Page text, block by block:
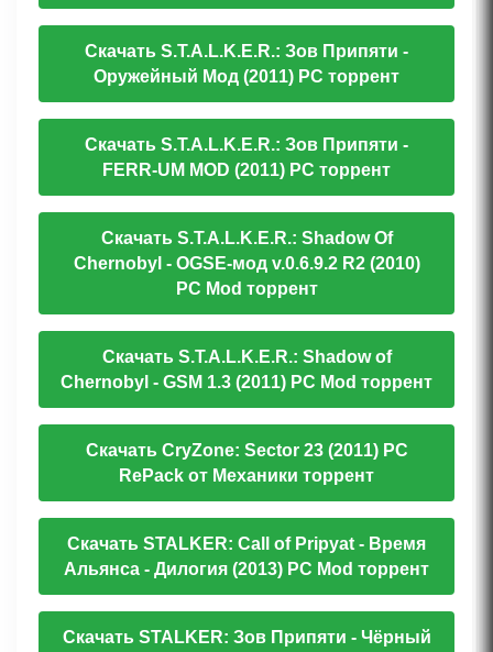
Скачать S.T.A.L.K.E.R.: Зов Припяти -
Оружейный Мод (2011) PC торрент
Скачать S.T.A.L.K.E.R.: Зов Припяти -
FERR-UM MOD (2011) PC торрент
Скачать S.T.A.L.K.E.R.: Shadow Of
Chernobyl - OGSE-мод v.0.6.9.2 R2 (2010)
PC Mod торрент
Скачать S.T.A.L.K.E.R.: Shadow of
Chernobyl - GSM 1.3 (2011) PC Mod торрент
Скачать CryZone: Sector 23 (2011) PC
RePack от Механики торрент
Скачать STALKER: Call of Pripyat - Время
Альянса - Дилогия (2013) PC Mod торрент
Скачать STALKER: Зов Припяти - Чёрный